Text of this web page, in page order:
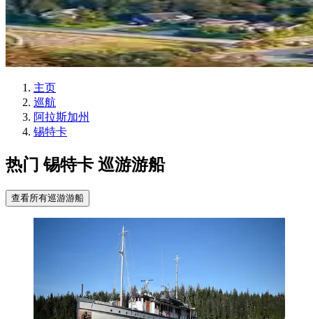
主页
巡航
阿拉斯加州
锡特卡
热门 锡特卡 巡游游船
查看所有巡游游船